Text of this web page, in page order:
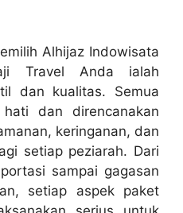
Alhijaz Indowisata
Travel Anda ialah
dan kualitas. Semua
dan direncanakan
keringanan, dan
setiap peziarah. Dari
sampai gagasan
setiap aspek paket